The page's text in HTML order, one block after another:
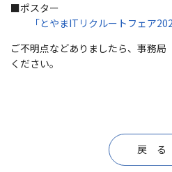
■ポスター
「とやまITリクルートフェア
ご不明点などありましたら、事務
ください。
戻 る